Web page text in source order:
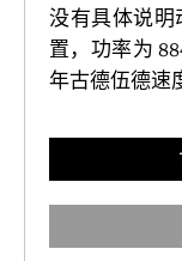
没有具体说明
置，功率为
年古德伍德速